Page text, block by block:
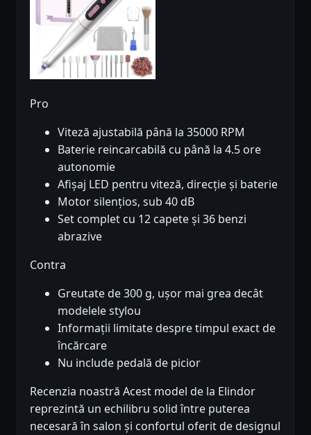
Pro
Viteză ajustabilă până la 35000 RPM
Baterie reincarcabilă cu până la 4.5 ore
autonomie
Afișaj LED pentru viteză, direcție și baterie
Motor silențios, sub 40 dB
Set complet cu 12 capete și 36 benzi
abrazive
Contra
Greutate de 300 g, ușor mai grea decât
modelele stylou
Informații limitate despre timpul exact de
încărcare
Nu include pedală de picior
Recenzia noastră Acest model de la Elindor
reprezintă un echilibru solid între puterea
necesară în salon și confortul oferit de designul